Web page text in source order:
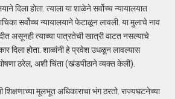
दिला होता. त्याला या शाळेने सर्वोच्च न्यायालयात
सर्वोच्च न्यायालयाने फेटाळून लावली. या मुलाचे नाव
असूनही त्याच्या पात्रतेची खात्री वाटत नसल्याचे
दिला होता. शाळांनी हे प्रवेश उधळून लावल्यास
ठरेल, अशी चिंता (खंडपीठाने व्यक्त केली).
शिक्षणाच्या मूलभूत अधिकाराचा भंग ठरतो. राज्यघटनेच्या